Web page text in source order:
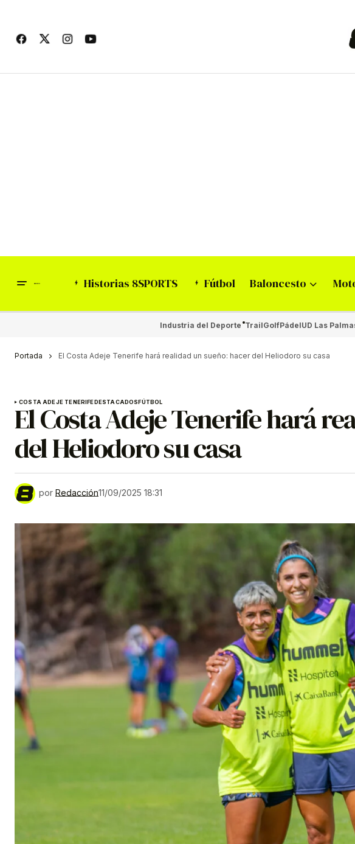
Historias 8SPORTS Fútbol Baloncesto
Industria del Deporte TrailGolfPádelUD Las
Portada El Costa Adeje Tenerife hará realidad un sueño: hacer del Heliodoro su casa
COSTA ADEJE TENERIFEDESTACADOSFÚTBOL
El Costa Adeje Tenerife hará
del Heliodoro su casa
por Redacción11/09/2025 18:31